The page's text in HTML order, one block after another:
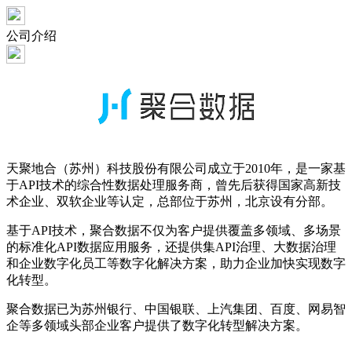
公司介绍
天聚地合（苏州）科技股份有限公司成立于2010年，是一家基
于API技术的综合性数据处理服务商，曾先后获得国家高新技
术企业、双软企业等认定，总部位于苏州，北京设有分部。
基于API技术，聚合数据不仅为客户提供覆盖多领域、多场景
的标准化API数据应用服务，还提供集API治理、大数据治理
和企业数字化员工等数字化解决方案，助力企业加快实现数字
化转型。
聚合数据已为苏州银行、中国银联、上汽集团、百度、网易智
企等多领域头部企业客户提供了数字化转型解决方案。